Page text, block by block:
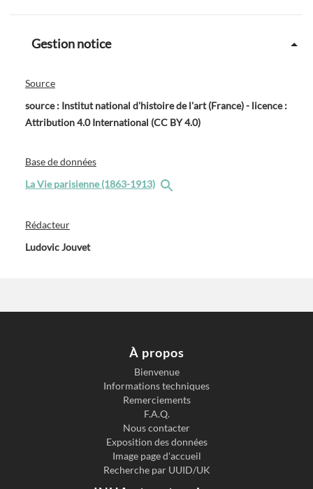
Gestion notice
Source
source : Institut national d'histoire de l'art (France) - licence :
Attribution 4.0 International (CC BY 4.0)
Base de données
La Vie parisienne (1863-1913)
Rédacteur
Ludovic Jouvet
À propos
Bienvenue
Informations techniques
Remerciements
F.A.Q.
Nous contacter
Exposition des données
Image page d'accueil
Recherche par UUID/UK